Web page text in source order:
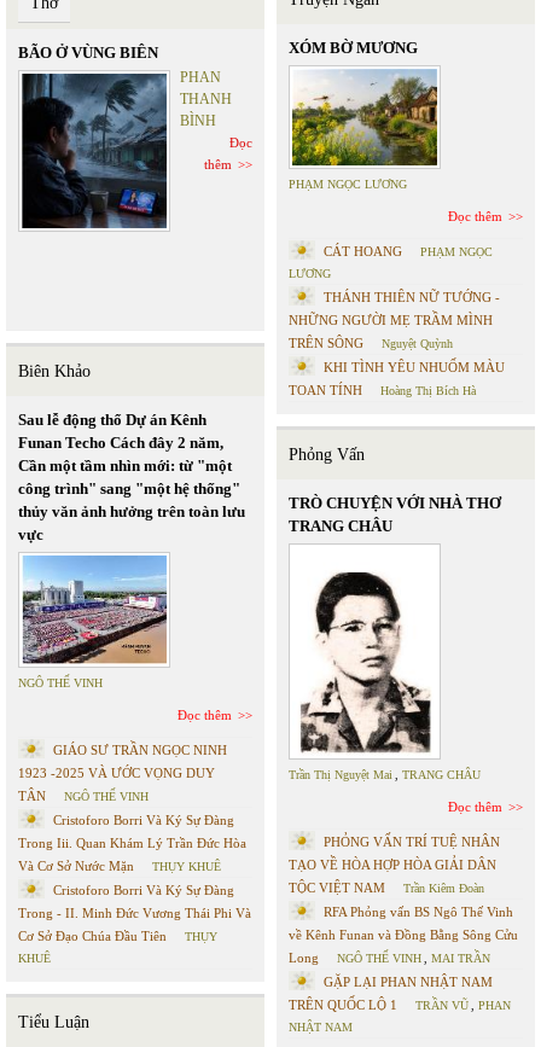
BÃO Ở VÙNG BIÊN
PHAN
THANH
BÌNH
Đọc
thêm
Biên Khảo
Sau lễ động thổ Dự án Kênh
Funan Techo Cách đây 2 năm,
Cần một tầm nhìn mới: từ "một
công trình" sang "một hệ thống"
thủy văn ảnh hưởng trên toàn lưu
vực
NGÔ THẾ VINH
Đọc thêm
GIÁO SƯ TRẦN NGỌC NINH
1923 -2025 VÀ ƯỚC VỌNG DUY
TÂN
NGÔ THẾ VINH
Cristoforo Borri Và Ký Sự Đàng
Trong Iii. Quan Khám Lý Trần Đức Hòa
Và Cơ Sở Nước Mặn
THỤY KHUÊ
Cristoforo Borri Và Ký Sự Đàng
Trong - II. Minh Đức Vương Thái Phi Và
Cơ Sở Đạo Chúa Đầu Tiên
THỤY
KHUÊ
Tiểu Luận
XÓM BỜ MƯƠNG
PHẠM NGỌC LƯƠNG
Đọc thêm
CÁT HOANG
PHẠM NGỌC
LƯƠNG
THÁNH THIÊN NỮ TƯỚNG -
NHỮNG NGƯỜI MẸ TRẦM MÌNH
TRÊN SÔNG
Nguyệt Quỳnh
KHI TÌNH YÊU NHUỐM MÀU
TOAN TÍNH
Hoàng Thị Bích Hà
Phỏng Vấn
TRÒ CHUYỆN VỚI NHÀ THƠ
TRANG CHÂU
Trần Thị Nguyệt Mai TRANG CHÂU
Đọc thêm
PHỎNG VẤN TRÍ TUỆ NHÂN
TẠO VỀ HÒA HỢP HÒA GIẢI DÂN
TỘC VIỆT NAM
Trần Kiêm Đoàn
RFA Phỏng vấn BS Ngô Thế Vinh
về Kênh Funan và Đồng Bằng Sông Cửu
Long
NGÔ THẾ VINH MAI TRẦN
GẶP LẠI PHAN NHẬT NAM
TRÊN QUỐC LỘ 1
TRẦN VŨ
PHAN
NHẬT NAM